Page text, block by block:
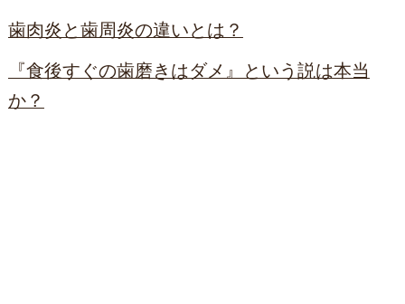
歯肉炎と歯周炎の違いとは？
『食後すぐの歯磨きはダメ』という説は本当
か？